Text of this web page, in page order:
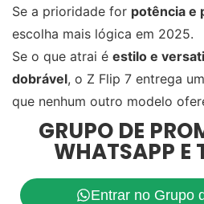
Se a prioridade for potência e
escolha mais lógica em 2025.
Se o que atrai é estilo e
dobrável, o Z Flip 7 entrega
que nenhum outro modelo
GRUPO DE
WHATSAPP E
Entrar no Grupo